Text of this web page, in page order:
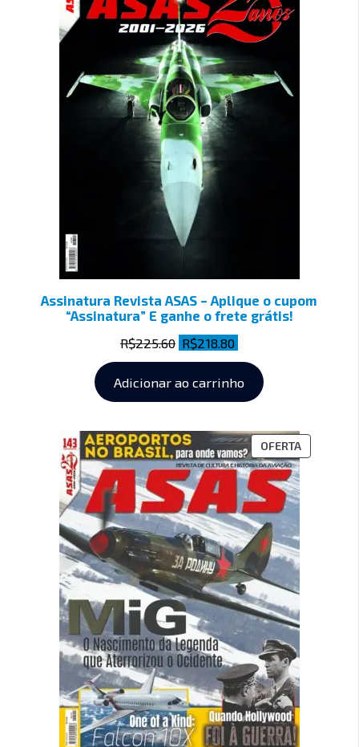
Assinatura Revista ASAS – Aplique o cupom
“Assinatura” E ganhe o frete grátis!
R$225.60 R$218.80
Adicionar ao carrinho
OFERTA